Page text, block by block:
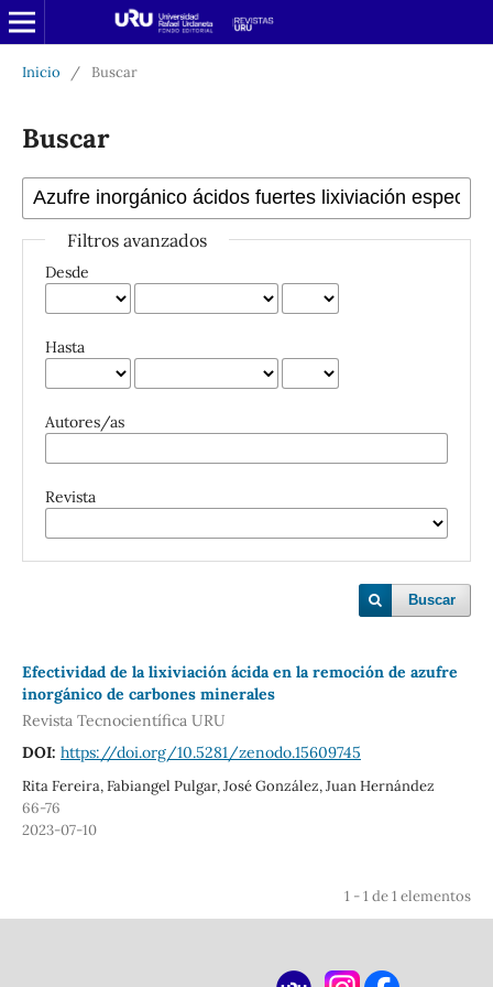
Inicio / Buscar
Buscar
Filtros avanzados
Desde
Hasta
Autores/as
Revista
Buscar
Efectividad de la lixiviación ácida en la remoción de azufre
inorgánico de carbones minerales
Revista Tecnocientífica URU
DOI: https://doi.org/10.5281/zenodo.15609745
Rita Fereira, Fabiangel Pulgar, José González, Juan Hernández
66-76
2023-07-10
1 - 1 de 1 elementos